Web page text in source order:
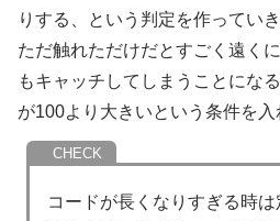
りする、という判定を作っていき
ただ触れただけだとすごく遠く
もキャッチしてしまうことにな
が100より大きいという条件を入
コードが長くなりすぎる時